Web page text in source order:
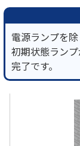
電源ランプを
初期状態ラン
完了です。